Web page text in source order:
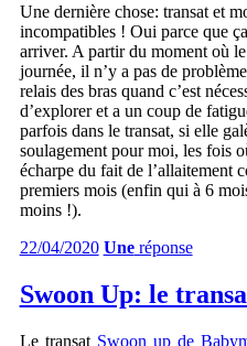
Une dernière chose: transat et
incompatibles ! Oui parce que
arriver. A partir du moment où le
journée, il n’y a pas de
relais des bras quand c’est
d’explorer et a un coup de
parfois dans le transat, si elle
soulagement pour moi, les fois
écharpe du fait de l’allaitement
premiers mois (enfin qui à 6
moins !).
22/04/2020 Uneréponse
Swoon Up: le
Le transat Swoon up de